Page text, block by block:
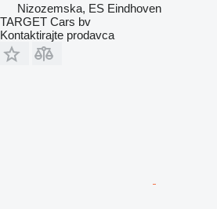
Nizozemska, ES Eindhoven
TARGET Cars bv
Kontaktirajte prodavca